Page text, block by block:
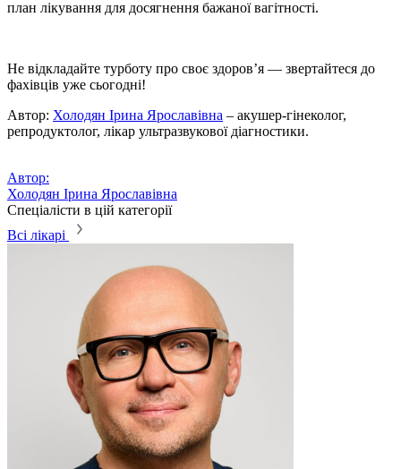
план лікування для досягнення бажаної вагітності.
Не відкладайте турботу про своє здоров’я — звертайтеся до
фахівців уже сьогодні!
Автор: Холодян Ірина Ярославівна – акушер-гінеколог,
репродуктолог, лікар ультразвукової діагностики.
Автор:
Холодян Ірина Ярославівна
Спеціалісти в цій категорії
Всі лікарі